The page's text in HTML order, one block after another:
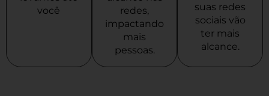
você
redes,
impactando
mais
pessoas.
suas redes
sociais vão
ter mais
alcance.